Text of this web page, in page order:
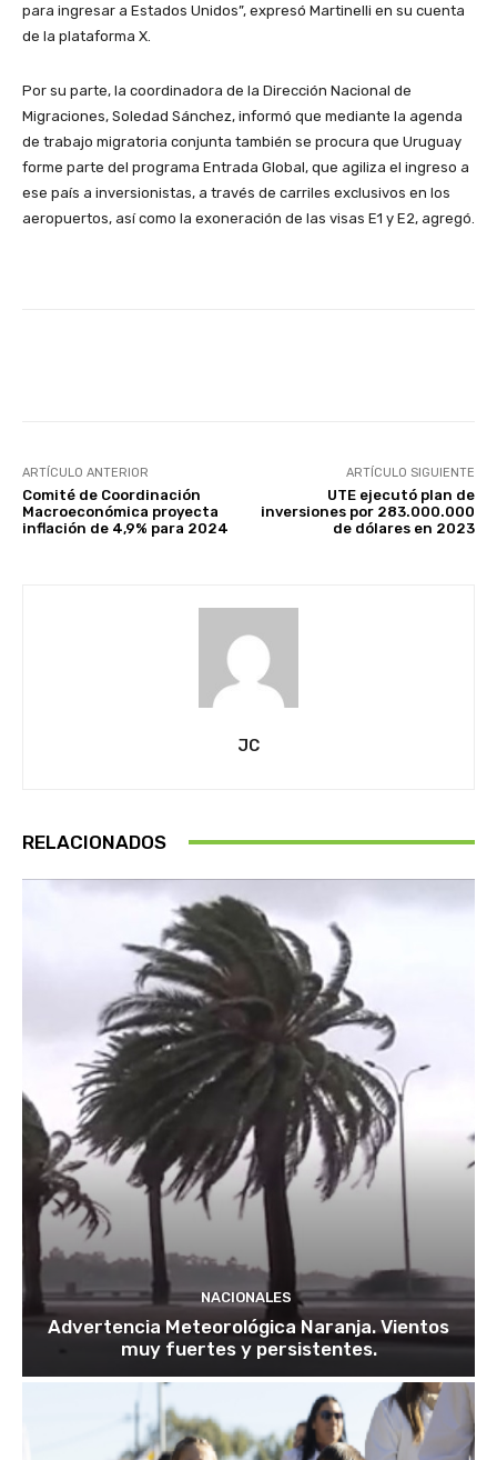
para ingresar a Estados Unidos”, expresó Martinelli en su cuenta
de la plataforma X.
Por su parte, la coordinadora de la Dirección Nacional de
Migraciones, Soledad Sánchez, informó que mediante la agenda
de trabajo migratoria conjunta también se procura que Uruguay
forme parte del programa Entrada Global, que agiliza el ingreso a
ese país a inversionistas, a través de carriles exclusivos en los
aeropuertos, así como la exoneración de las visas E1 y E2, agregó.
ARTÍCULO ANTERIOR
Comité de Coordinación
Macroeconómica proyecta
inflación de 4,9% para 2024
ARTÍCULO SIGUIENTE
UTE ejecutó plan de
inversiones por 283.000.000
de dólares en 2023
JC
RELACIONADOS
NACIONALES
Advertencia Meteorológica Naranja. Vientos
muy fuertes y persistentes.